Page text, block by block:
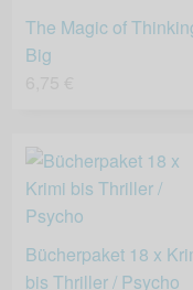
The Magic of
Big
Bücherpaket 18 x
bis Thriller / Psycho